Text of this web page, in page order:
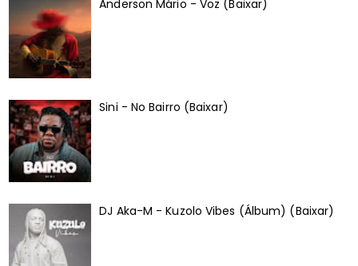
Anderson Mário - Voz (Baixar)
Sini - No Bairro (Baixar)
DJ Aka-M - Kuzolo Vibes (Álbum) (Baixar)